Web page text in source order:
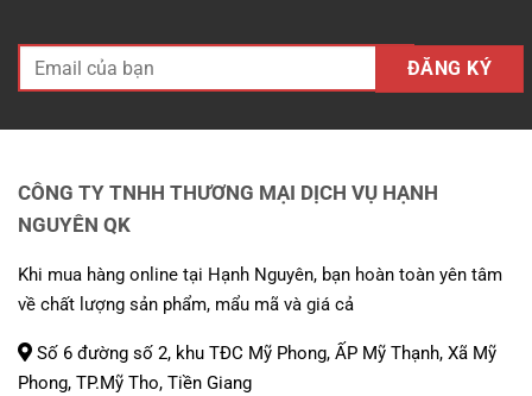
CÔNG TY TNHH THƯƠNG MẠI DỊCH VỤ HẠNH
NGUYÊN QK
Khi mua hàng online tại Hạnh Nguyên, bạn hoàn toàn yên tâm
về chất lượng sản phẩm, mẩu mã và giá cả
Số 6 đường số 2, khu TĐC Mỹ Phong, ẤP Mỹ Thạnh, Xã Mỹ
Phong, TP.Mỹ Tho, Tiền Giang